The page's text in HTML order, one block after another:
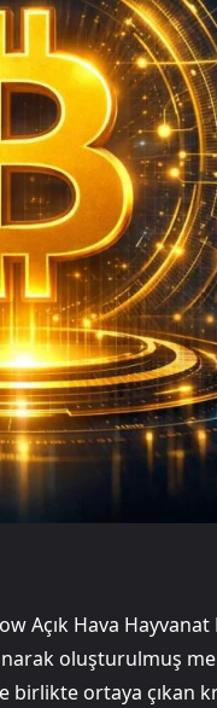
Açık Hava
oluşturulmuş
ortaya çıkan